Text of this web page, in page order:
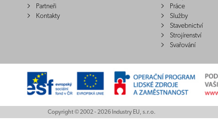
Partneři
Kontakty
Práce
Služby
Stavebnictví
Strojírenství
Svařování
Copyright © 2002 - 2026 Industry EU, s.r.o.